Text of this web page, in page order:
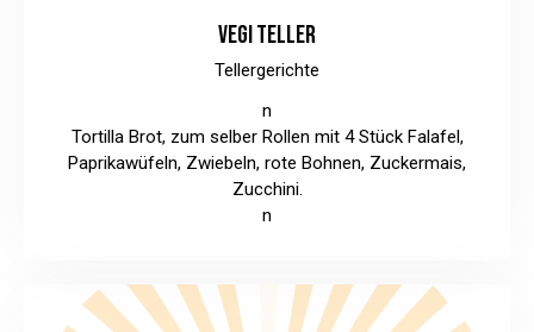
VEGI TELLER
Tellergerichte
n
Tortilla Brot, zum selber Rollen mit 4 Stück Falafel,
Paprikawüfeln, Zwiebeln, rote Bohnen, Zuckermais,
Zucchini.
n